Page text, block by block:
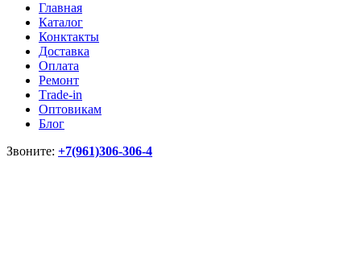
Главная
Каталог
Конктакты
Доставка
Оплата
Ремонт
Тrade-in
Оптовикам
Блог
Звоните: +7(961)306-306-4